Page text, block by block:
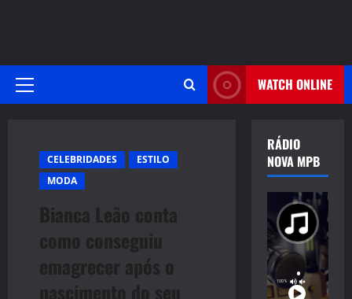
Primary
WATCH ONLINE
CELEBRIDADES
ESTILO
MODA
Bianca Leão conta
como conseguiu
emagrecer após o
nascimento do seu
RÁDIO
NOVA MPB